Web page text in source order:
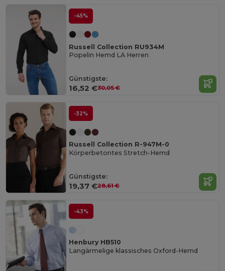
-45%
Russell Collection RU934M
Popelin Hemd LA Herren
Günstigste:
16,52 €30,05 €
-32%
Russell Collection R-947M-0
Körperbetontes Stretch-Hemd
Günstigste:
19,37 €28,61 €
-43%
Henbury HB510
Langärmelige klassisches Oxford-Hemd